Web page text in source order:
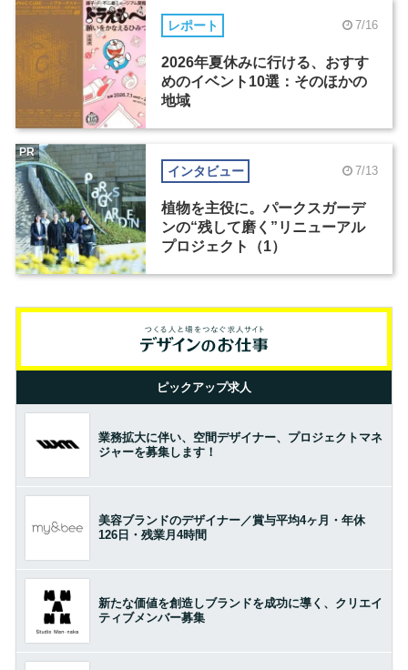
レポート 7/16
2026年夏休みに行ける、おすす
めのイベント10選：そのほかの
地域
インタビュー 7/13
植物を主役に。パークスガーデ
ンの“残して磨く”リニューアル
プロジェクト（1）
PR
ピックアップ求人
業務拡大に伴い、空間デザイナー、プロジェクトマネ
ジャーを募集します！
美容ブランドのデザイナー／賞与平均4ヶ月・年休
126日・残業月4時間
新たな価値を創造しブランドを成功に導く、クリエイ
ティブメンバー募集